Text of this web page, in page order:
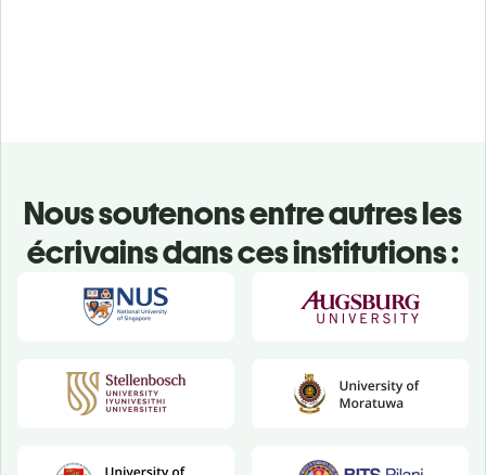
Nous soutenons entre autres les
écrivains dans ces institutions :